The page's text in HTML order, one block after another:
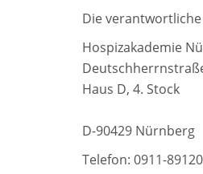
Die
Hospizakademie
Haus D, 4. Stock
D-90429 Nürnberg
Telefon: 0911-